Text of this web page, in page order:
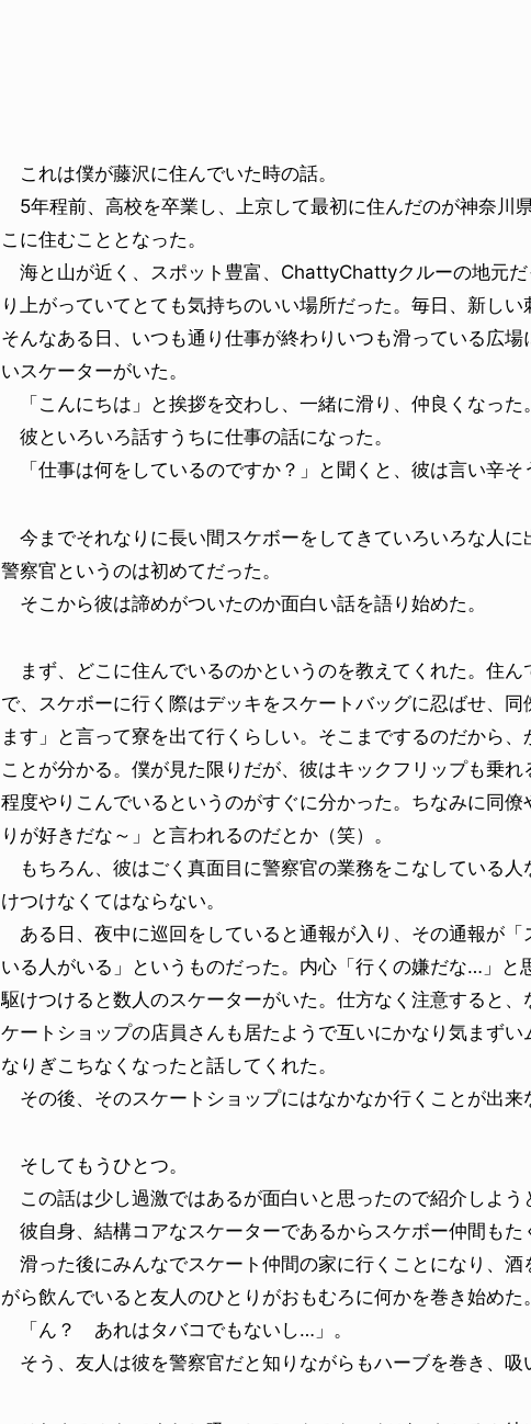
これは僕が藤沢に住んでいた時の話。
5年程前、高校を卒業し、上京して最初に住んだのが神奈川
こに住むこととなった。
海と山が近く、スポット豊富、ChattyChattyクルーの地元
り上がっていてとても気持ちのいい場所だった。毎日、新しい
そんなある日、いつも通り仕事が終わりいつも滑っている広
いスケーターがいた。
「こんにちは」と挨拶を交わし、一緒に滑り、仲良くなった。
彼といろいろ話すうちに仕事の話になった。
「仕事は何をしているのですか？」と聞くと、彼は言い辛そ
今までそれなりに長い間スケボーをしてきていろいろな人に
警察官というのは初めてだった。
そこから彼は諦めがついたのか面白い話を語り始めた。
まず、どこに住んでいるのかというのを教えてくれた。住ん
で、スケボーに行く際はデッキをスケートバッグに忍ばせ、
ます」と言って寮を出て行くらしい。そこまでするのだから
ことが分かる。僕が見た限りだが、彼はキックフリップも乗
程度やりこんでいるというのがすぐに分かった。ちなみに同
りが好きだな～」と言われるのだとか（笑）。
もちろん、彼はごく真面目に警察官の業務をこなしている人
けつけなくてはならない。
ある日、夜中に巡回をしていると通報が入り、その通報が「
いる人がいる」というものだった。内心「行くの嫌だな…」と
駆けつけると数人のスケーターがいた。仕方なく注意すると、
ケートショップの店員さんも居たようで互いにかなり気まず
なりぎこちなくなったと話してくれた。
その後、そのスケートショップにはなかなか行くことが出来
そしてもうひとつ。
この話は少し過激ではあるが面白いと思ったので紹介しよう
彼自身、結構コアなスケーターであるからスケボー仲間もた
滑った後にみんなでスケート仲間の家に行くことになり、酒
がら飲んでいると友人のひとりがおもむろに何かを巻き始めた。
「ん？ あれはタバコでもないし…」。
そう、友人は彼を警察官だと知りながらもハーブを巻き、吸